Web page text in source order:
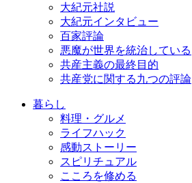
大紀元社説
大紀元インタビュー
百家評論
悪魔が世界を統治している
共産主義の最終目的
共産党に関する九つの評論
暮らし
料理・グルメ
ライフハック
感動ストーリー
スピリチュアル
こころを修める